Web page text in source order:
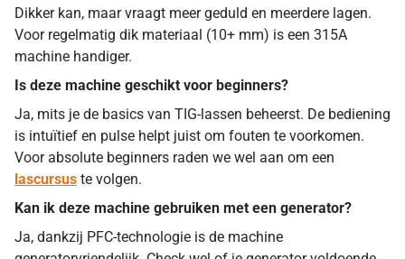
Dikker kan, maar vraagt meer geduld en meerdere lagen.
Voor regelmatig dik materiaal (10+ mm) is een 315A
machine handiger.
Is deze machine geschikt voor beginners?
Ja, mits je de basics van TIG-lassen beheerst. De bediening
is intuïtief en pulse helpt juist om fouten te voorkomen.
Voor absolute beginners raden we wel aan om een
lascursus te volgen.
Kan ik deze machine gebruiken met een generator?
Ja, dankzij PFC-technologie is de machine